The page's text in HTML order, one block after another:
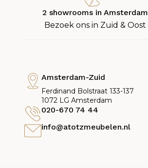
2 showrooms in Amsterdam
Bezoek ons in Zuid & Oost
Amsterdam-Zuid
Ferdinand Bolstraat 133-137
1072 LG Amsterdam
020-670 74 44
info@atotzmeubelen.nl